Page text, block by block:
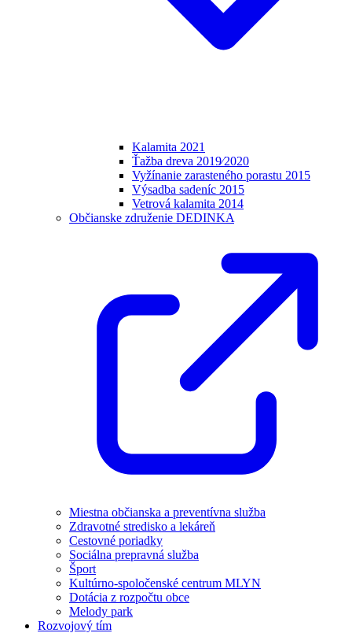
Kalamita 2021
Ťažba dreva 2019⁄2020
Vyžínanie zarasteného porastu 2015
Výsadba sadeníc 2015
Vetrová kalamita 2014
Občianske združenie DEDINKA
Miestna občianska a preventívna služba
Zdravotné stredisko a lekáreň
Cestovné poriadky
Sociálna prepravná služba
Šport
Kultúrno-spoločenské centrum MLYN
Dotácia z rozpočtu obce
Melody park
Rozvojový tím